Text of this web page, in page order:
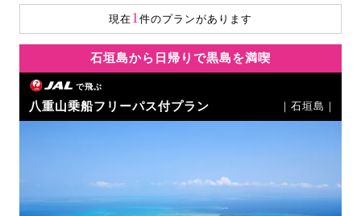
現在1 件のプランがあります
石垣島から日帰りで黒島を満喫
で飛ぶ
八重山乗船フリーパス付プラン ｜石垣島｜